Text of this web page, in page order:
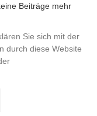
Beiträge mehr
Sie sich mit der
durch diese Website